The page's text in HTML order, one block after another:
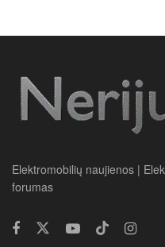
Elektromobilių naujienos |
forumas